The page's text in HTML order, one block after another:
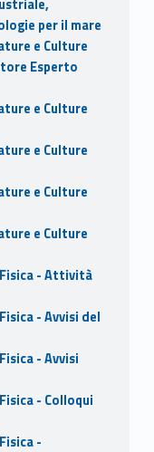
per il mare
e Culture
Esperto
e Culture
e Culture
e Culture
e Culture
- Attività
- Avvisi del
- Avvisi
- Colloqui
-